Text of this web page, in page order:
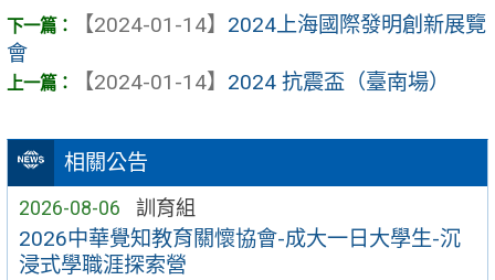
相關公告
2026-08-06 訓育組
2026中華覺知教育關懷協會-成大一日大學生-沉
浸式學職涯探索營
【2024-01-14】 2024上海國際發明創新展覽
會
【2024-01-14】 2024 抗震盃（臺南場）